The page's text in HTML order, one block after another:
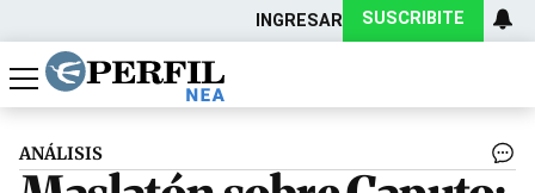
INGRESAR SUSCRIBITE
Política
Economía
Actualidad
ANÁLISIS